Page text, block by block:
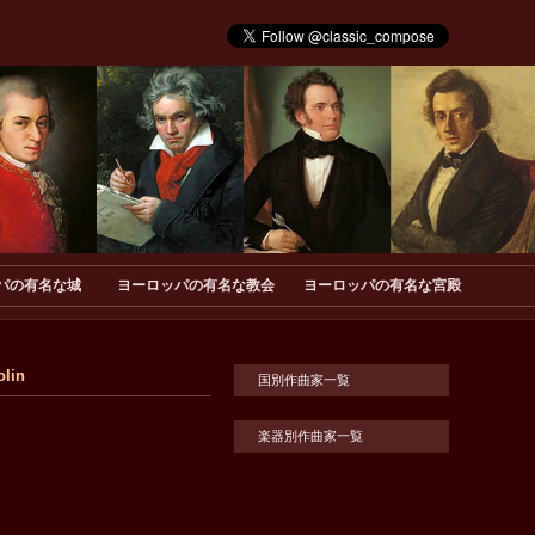
の有名な城 ヨーロッパの有名な教会 ヨーロッパの有名な宮殿
国別作曲家一覧
楽器別作曲家一覧